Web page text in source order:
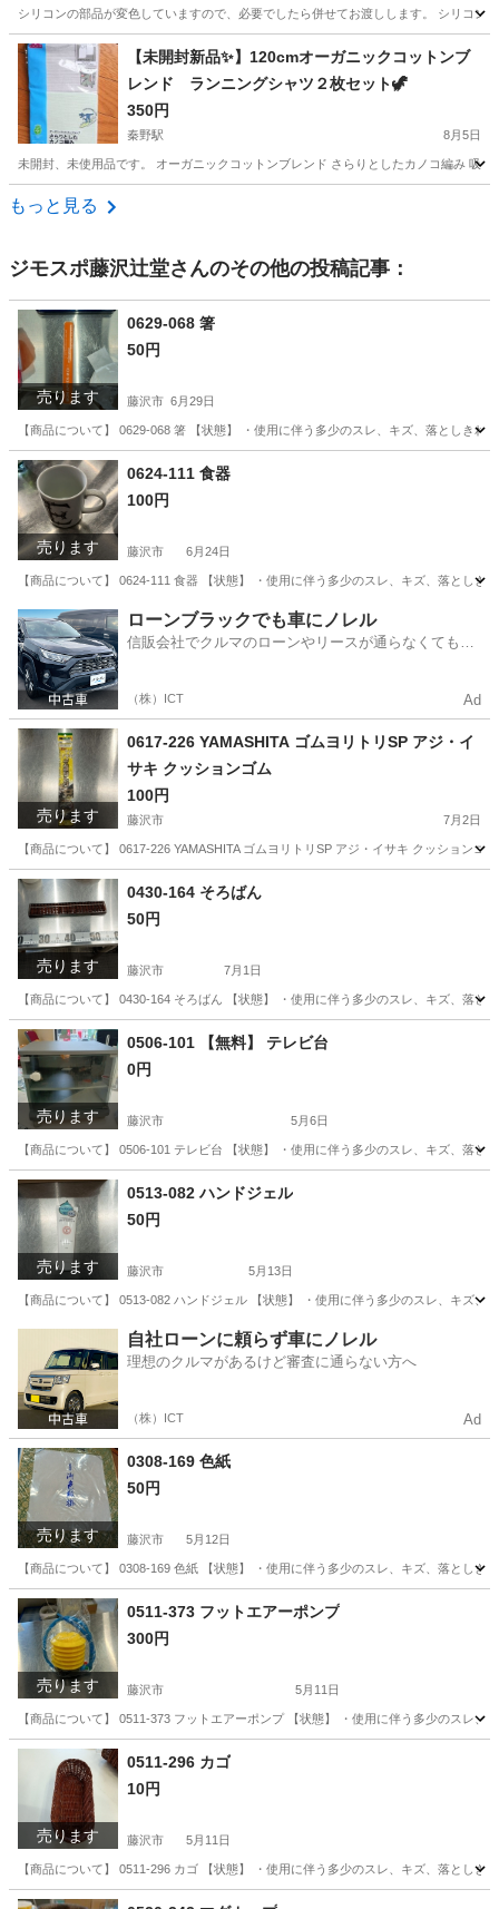
シリコンの部品が変色していますので、必要でしたら併せてお渡しします。 シリコン
神奈川 横浜市 中田駅 ベビー用品 スマイルキュート
【未開封新品✨】120cmオーガニックコットンブ
レンド ランニングシャツ２枚セット🦖
350円
秦野駅 8月5日
未開封、未使用品です。 オーガニックコットンブレンド さらりとしたカノコ編み 吸
神奈川 秦野市
もっと見る
ジモスポ藤沢辻堂さんのその他の投稿記事：
売ります
0629-068 箸
50円
藤沢市 6月29日
【商品について】 0629-068 箸 【状態】 ・使用に伴う多少のスレ、キズ、落としき
神奈川 藤沢市 リユース
売ります
0624-111 食器
100円
藤沢市 6月24日
【商品について】 0624-111 食器 【状態】 ・使用に伴う多少のスレ、キズ、落とし
神奈川 藤沢市 食器 リユース
ローンブラックでも車にノレル
信販会社でクルマのローンやリースが通らなくてもク
（株）ICT Ad
売ります
0617-226 YAMASHITA ゴムヨリトリSP アジ・イ
サキ クッションゴム
100円
藤沢市 7月2日
【商品について】 0617-226 YAMASHITA ゴムヨリトリSP アジ・イサキ クッション
神奈川 藤沢市 イサキ
売ります
0430-164 そろばん
50円
藤沢市 7月1日
【商品について】 0430-164 そろばん 【状態】 ・使用に伴う多少のスレ、キズ、落
神奈川 藤沢市
売ります
0506-101 【無料】 テレビ台
0円
藤沢市 5月6日
【商品について】 0506-101 テレビ台 【状態】 ・使用に伴う多少のスレ、キズ、落
神奈川 藤沢市 リユース
売ります
0513-082 ハンドジェル
50円
藤沢市 5月13日
【商品について】 0513-082 ハンドジェル 【状態】 ・使用に伴う多少のスレ、キズ
その他 リユース
自社ローンに頼らず車にノレル
理想のクルマがあるけど審査に通らない方へ
（株）ICT Ad
売ります
0308-169 色紙
50円
藤沢市 5月12日
【商品について】 0308-169 色紙 【状態】 ・使用に伴う多少のスレ、キズ、落とし
神奈川 藤沢市 リユース
売ります
0511-373 フットエアーポンプ
300円
藤沢市 5月11日
【商品について】 0511-373 フットエアーポンプ 【状態】 ・使用に伴う多少のスレ
神奈川 藤沢市 リユース
売ります
0511-296 カゴ
10円
藤沢市 5月11日
【商品について】 0511-296 カゴ 【状態】 ・使用に伴う多少のスレ、キズ、落とし
神奈川 藤沢市